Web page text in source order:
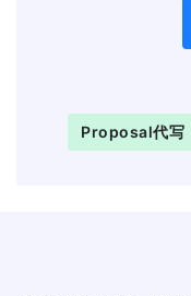
Proposal代写